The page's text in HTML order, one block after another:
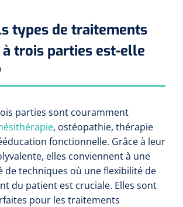
types de traitements
trois parties est-elle
parties sont couramment
, ostéopathie, thérapie
fonctionnelle. Grâce à leur
elles conviennent à une
de techniques où une flexibilité de
du patient est cruciale. Elles sont
pour les traitements